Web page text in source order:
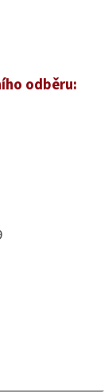
odběru: